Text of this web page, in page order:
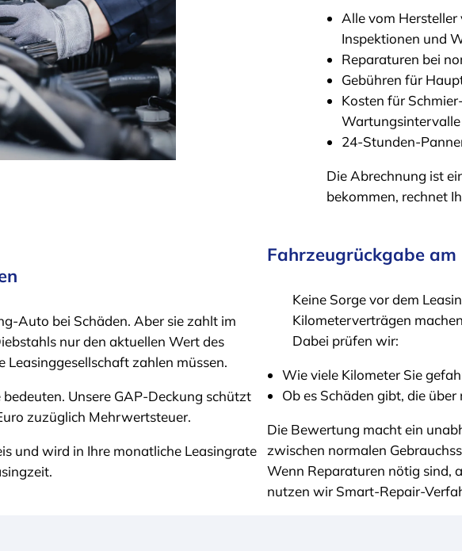
Alle vom
Inspektionen und
Reparaturen bei
Gebühren für
Kosten für
Wartungsintervalle
24-Stunden-
Die Abrechnung ist
bekommen, rechnet
Auto bei Schäden. Aber sie zahlt im
nur den aktuellen Wert des
Leasinggesellschaft zahlen müssen.
Unsere GAP-Deckung schützt
zuzüglich Mehrwertsteuer.
und wird in Ihre monatliche Leasingrate
Fahrzeugrückgabe
Keine Sorge vor dem
Kilometerverträgen
Dabei prüfen wir:
Wie viele Kilometer Sie
Ob es Schäden gibt, die
Die Bewertung macht ein
zwischen normalen
Wenn Reparaturen nötig sind,
nutzen wir Smart-Repair-